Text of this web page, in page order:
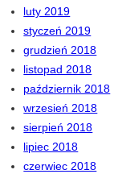
luty 2019
styczeń 2019
grudzień 2018
listopad 2018
październik 2018
wrzesień 2018
sierpień 2018
lipiec 2018
czerwiec 2018